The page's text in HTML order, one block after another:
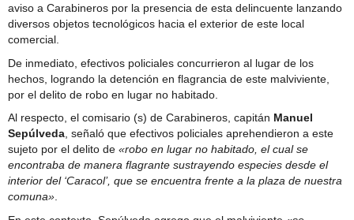
aviso a Carabineros por la presencia de esta delincuente lanzando
diversos objetos tecnológicos hacia el exterior de este local
comercial.
De inmediato, efectivos policiales concurrieron al lugar de los
hechos, logrando la detención en flagrancia de este malviviente,
por el delito de robo en lugar no habitado.
Al respecto, el comisario (s) de Carabineros, capitán Manuel
Sepúlveda , señaló que efectivos policiales aprehendieron a este
sujeto por el delito de «robo en lugar no habitado, el cual se
encontraba de manera flagrante sustrayendo especies desde el
interior del ‘Caracol’, que se encuentra frente a la plaza de nuestra
comuna»